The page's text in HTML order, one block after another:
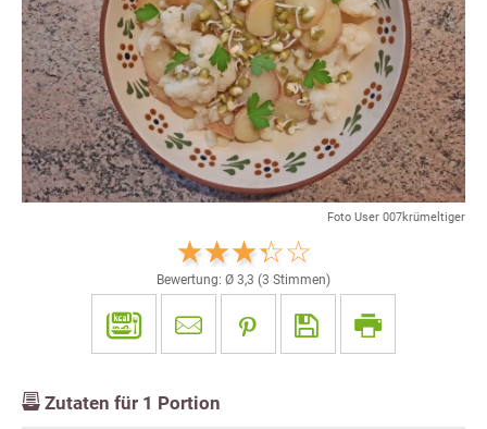
Foto User 007krümeltiger
Bewertung: Ø 3,3 (3 Stimmen)
Zutaten für 1 Portion